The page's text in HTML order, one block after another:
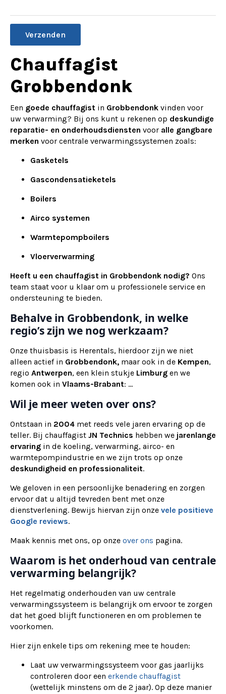
Alternative:
Chauffagist
Grobbendonk
Een goede chauffagist in Grobbendonk vinden voor
uw verwarming? Bij ons kunt u rekenen op deskundige
reparatie- en onderhoudsdiensten voor alle gangbare
merken voor centrale verwarmingssystemen zoals:
Gasketels
Gascondensatieketels
Boilers
Airco systemen
Warmtepompboilers
Vloerverwarming
Heeft u een chauffagist in Grobbendonk nodig? Ons
team staat voor u klaar om u professionele service en
ondersteuning te bieden.
Behalve in Grobbendonk, in welke
regio’s zijn we nog werkzaam?
Onze thuisbasis is Herentals, hierdoor zijn we niet
alleen actief in Grobbendonk, maar ook in de Kempen,
regio Antwerpen, een klein stukje Limburg en we
komen ook in Vlaams-Brabant: ...
Wil je meer weten over ons?
Ontstaan in 2004 met reeds vele jaren ervaring op de
teller. Bij chauffagist JN Technics hebben we jarenlange
ervaring in de koeling, verwarming, airco- en
warmtepompindustrie en we zijn trots op onze
deskundigheid en professionaliteit.
We geloven in een persoonlijke benadering en zorgen
ervoor dat u altijd tevreden bent met onze
dienstverlening. Bewijs hiervan zijn onze vele positieve
Google reviews.
Maak kennis met ons, op onze over ons pagina.
Waarom is het onderhoud van centrale
verwarming belangrijk?
Het regelmatig onderhouden van uw centrale
verwarmingssysteem is belangrijk om ervoor te zorgen
dat het goed blijft functioneren en om problemen te
voorkomen.
Hier zijn enkele tips om rekening mee te houden:
Laat uw verwarmingssysteem voor gas jaarlijks
controleren door een erkende chauffagist
(wettelijk minstens om de 2 jaar). Op deze manier